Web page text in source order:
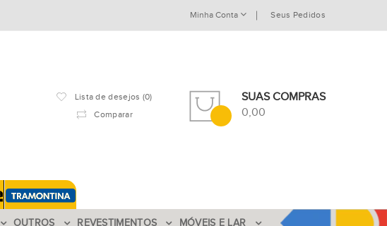
Minha Conta Seus Pedidos
Lista de desejos (0)
Comparar
SUAS COMPRAS
0,00
OUTROS REVESTIMENTOS MÓVEIS E LAR